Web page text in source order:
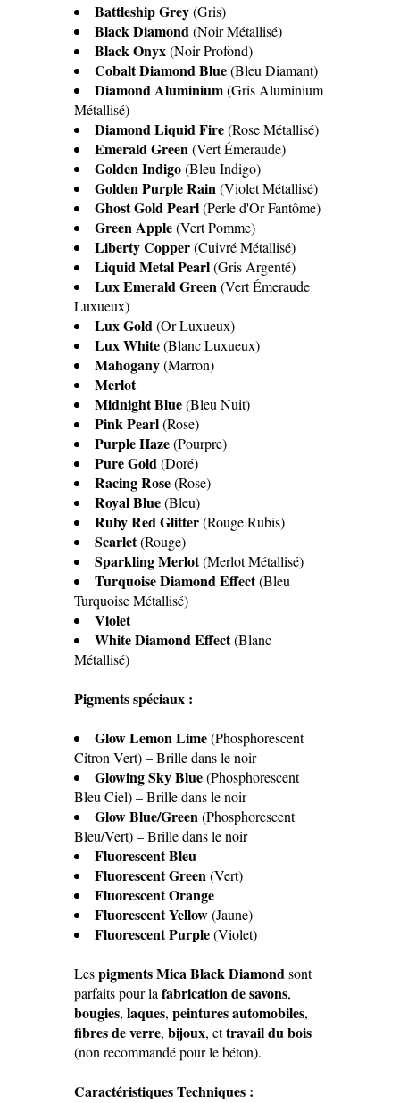
Battleship Grey(Gris)
Black Diamond(Noir Métallisé)
Black Onyx(Noir Profond)
Cobalt Diamond Blue(Bleu Diamant)
Diamond Aluminium(Gris Aluminium
Métallisé)
Diamond Liquid Fire(Rose Métallisé)
Emerald Green(Vert Émeraude)
Golden Indigo(Bleu Indigo)
Golden Purple Rain(Violet Métallisé)
Ghost Gold Pearl(Perle d'Or Fantôme)
Green Apple(Vert Pomme)
Liberty Copper(Cuivré Métallisé)
Liquid Metal Pearl(Gris Argenté)
Lux Emerald Green(Vert Émeraude
Luxueux)
Lux Gold(Or Luxueux)
Lux White(Blanc Luxueux)
Mahogany(Marron)
Merlot
Midnight Blue(Bleu Nuit)
Pink Pearl(Rose)
Purple Haze(Pourpre)
Pure Gold(Doré)
Racing Rose(Rose)
Royal Blue(Bleu)
Ruby Red Glitter(Rouge Rubis)
Scarlet(Rouge)
Sparkling Merlot(Merlot Métallisé)
Turquoise Diamond Effect(Bleu
Turquoise Métallisé)
Violet
White Diamond Effect(Blanc
Métallisé)
Pigments spéciaux :
Glow Lemon Lime(Phosphorescent
Citron Vert) – Brille dans le noir
Glowing Sky Blue(Phosphorescent
Bleu Ciel) – Brille dans le noir
Glow Blue/Green(Phosphorescent
Bleu/Vert) – Brille dans le noir
Fluorescent Bleu
Fluorescent Green(Vert)
Fluorescent Orange
Fluorescent Yellow(Jaune)
Fluorescent Purple(Violet)
Lespigments Mica Black Diamondsont
parfaits pour lafabrication de savons,
bougies,laques,peintures automobiles,
fibres de verre,bijoux, ettravail du bois
(non recommandé pour le béton).
Caractéristiques Techniques :